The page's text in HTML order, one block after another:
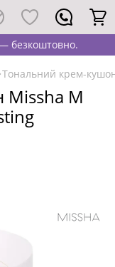
безкоштовно.
Тональний крем-
M